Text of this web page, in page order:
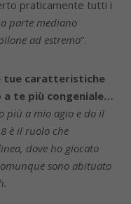
praticamente tutti i
parte mediano
ad estremo”.
tue caratteristiche
a te più congeniale…
più a mio agio e do il
è il ruolo che
dove ho giocato
sono abituato